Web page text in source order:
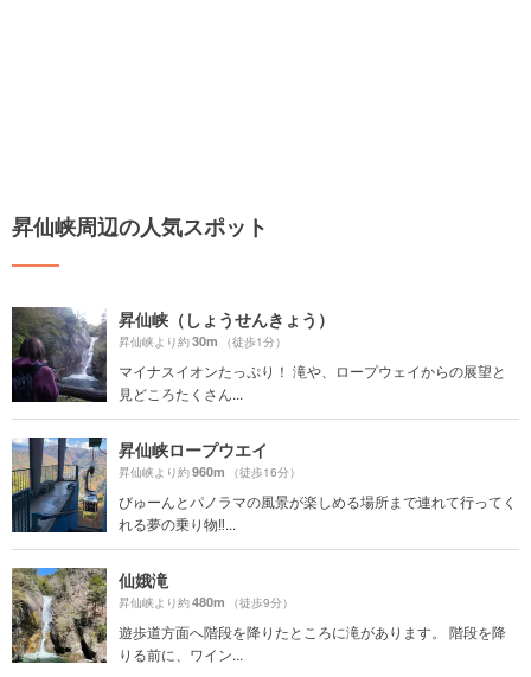
昇仙峡周辺の人気スポット
昇仙峡（しょうせんきょう）
昇仙峡より約30m （徒歩1分）
マイナスイオンたっぷり！ 滝や、ロープウェイからの展望と
見どころたくさん...
昇仙峡ロープウエイ
昇仙峡より約960m （徒歩16分）
びゅーんとパノラマの風景が楽しめる場所まで連れて行ってく
れる夢の乗り物‼...
仙娥滝
昇仙峡より約480m （徒歩9分）
遊歩道方面へ階段を降りたところに滝があります。 階段を降
りる前に、ワイン...